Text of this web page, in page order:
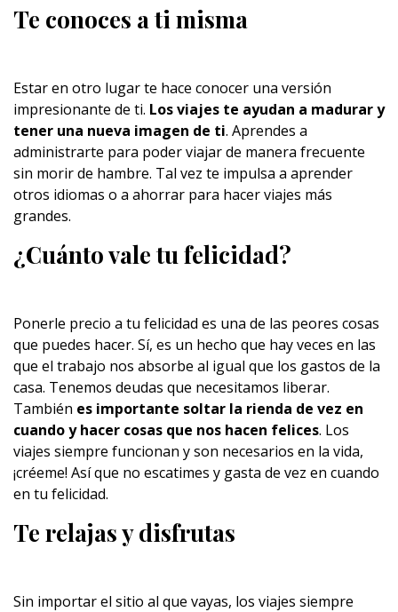
Te conoces a ti misma
Estar en otro lugar te hace conocer una versión
impresionante de ti. Los viajes te ayudan a madurar y
tener una nueva imagen de ti. Aprendes a
administrarte para poder viajar de manera frecuente
sin morir de hambre. Tal vez te impulsa a aprender
otros idiomas o a ahorrar para hacer viajes más
grandes.
¿Cuánto vale tu felicidad?
Ponerle precio a tu felicidad es una de las peores cosas
que puedes hacer. Sí, es un hecho que hay veces en las
que el trabajo nos absorbe al igual que los gastos de la
casa. Tenemos deudas que necesitamos liberar.
También es importante soltar la rienda de vez en
cuando y hacer cosas que nos hacen felices. Los
viajes siempre funcionan y son necesarios en la vida,
¡créeme! Así que no escatimes y gasta de vez en cuando
en tu felicidad.
Te relajas y disfrutas
Sin importar el sitio al que vayas, los viajes siempre